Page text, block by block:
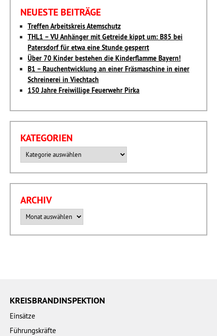
NEUESTE BEITRÄGE
Treffen Arbeitskreis Atemschutz
THL1 – VU Anhänger mit Getreide kippt um: B85 bei
Patersdorf für etwa eine Stunde gesperrt
Über 70 Kinder bestehen die Kinderflamme Bayern!
B1 – Rauchentwicklung an einer Fräsmaschine in einer
Schreinerei in Viechtach
150 Jahre Freiwillige Feuerwehr Pirka
KATEGORIEN
ARCHIV
KREISBRANDINSPEKTION
Einsätze
Führungskräfte